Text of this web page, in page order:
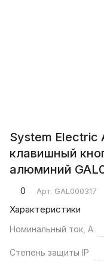
System Electric
клавишный
алюминий
0 Арт. GAL000317
Характеристики
Номинальный ток, А
Степень защиты IP